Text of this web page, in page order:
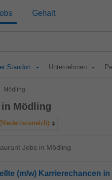
Gehalt
Standort Unternehmen
Mödling
Mödling
Jobs in Mödling
(m/w) Karrierechancen